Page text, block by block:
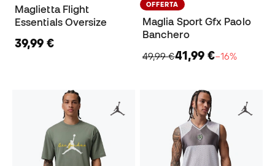
Maglietta Flight
Essentials Oversize
39,99 €
OFFERTA
Maglia Sport Gfx Paolo
Banchero
49,99 €41,99 €−16%